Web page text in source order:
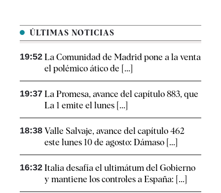
ÚLTIMAS NOTICIAS
19:52 La Comunidad de Madrid pone a la venta
el polémico ático de [...]
19:37 La Promesa, avance del capítulo 883, que
La 1 emite el lunes [...]
18:38 Valle Salvaje, avance del capítulo 462
este lunes 10 de agosto: Dámaso [...]
16:32 Italia desafía el ultimátum del Gobierno
y mantiene los controles a España: [...]